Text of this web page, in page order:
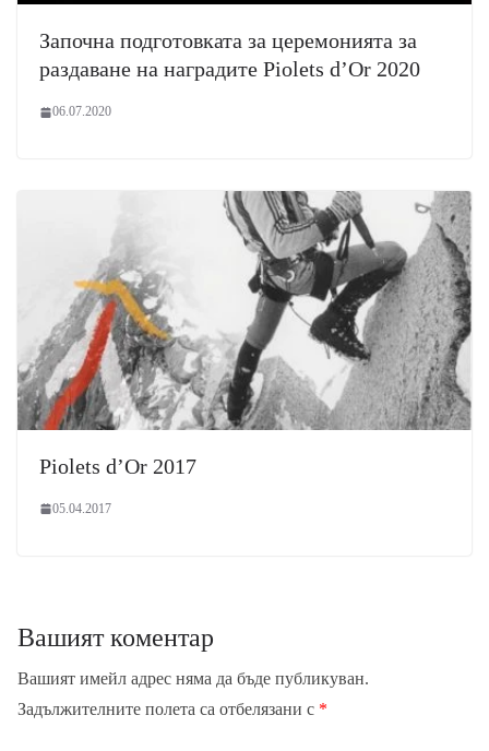
Започна подготовката за церемонията за
раздаване на наградите Piolets d’Or 2020
06.07.2020
Piolets d’Or 2017
05.04.2017
Вашият коментар
Вашият имейл адрес няма да бъде публикуван.
Задължителните полета са отбелязани с *